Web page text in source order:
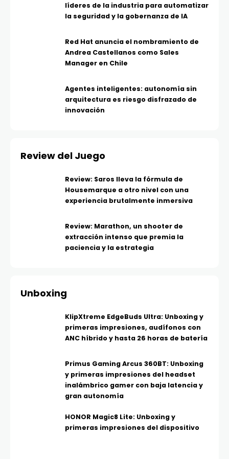
líderes de la industria para automatizar
la seguridad y la gobernanza de IA
Red Hat anuncia el nombramiento de
Andrea Castellanos como Sales
Manager en Chile
Agentes inteligentes: autonomía sin
arquitectura es riesgo disfrazado de
innovación
Review del Juego
Review: Saros lleva la fórmula de
Housemarque a otro nivel con una
experiencia brutalmente inmersiva
Review: Marathon, un shooter de
extracción intenso que premia la
paciencia y la estrategia
Unboxing
KlipXtreme EdgeBuds Ultra: Unboxing y
primeras impresiones, audífonos con
ANC híbrido y hasta 26 horas de batería
Primus Gaming Arcus 360BT: Unboxing
y primeras impresiones del headset
inalámbrico gamer con baja latencia y
gran autonomía
HONOR Magic8 Lite: Unboxing y
primeras impresiones del dispositivo